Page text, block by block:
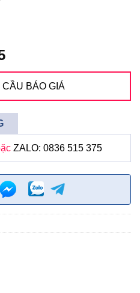
BÁO GIÁ
ZALO: 0836 515 375